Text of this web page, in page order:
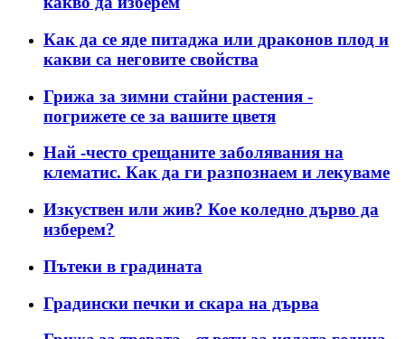
Как да се яде питаджа или драконов плод и
какви са неговите свойства
Грижа за зимни стайни растения -
погрижете се за вашите цветя
Най -често срещаните заболявания на
клематис. Как да ги разпознаем и лекуваме
Изкуствен или жив? Кое коледно дърво да
изберем?
Пътеки в градината
Градински печки и скара на дърва